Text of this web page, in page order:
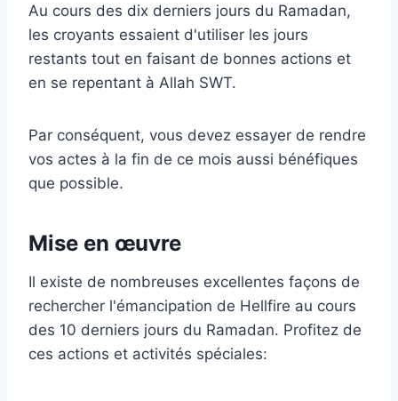
Au cours des dix derniers jours du Ramadan,
les croyants essaient d'utiliser les jours
restants tout en faisant de bonnes actions et
en se repentant à Allah SWT.
Par conséquent, vous devez essayer de rendre
vos actes à la fin de ce mois aussi bénéfiques
que possible.
Mise en œuvre
Il existe de nombreuses excellentes façons de
rechercher l'émancipation de Hellfire au cours
des 10 derniers jours du Ramadan. Profitez de
ces actions et activités spéciales: